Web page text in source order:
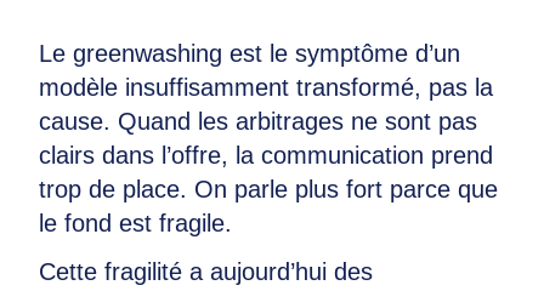
Le greenwashing est le symptôme d’un
modèle insuffisamment transformé, pas la
cause. Quand les arbitrages ne sont pas
clairs dans l’offre, la communication prend
trop de place. On parle plus fort parce que
le fond est fragile.
Cette fragilité a aujourd’hui des